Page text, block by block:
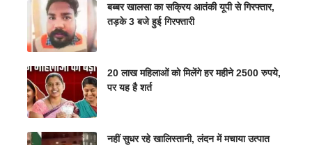
बब्बर खालसा का सक्रिय आतंकी यूपी से गिरफ्तार,
तड़के 3 बजे हुई गिरफ्तारी
20 लाख महिलाओं को मिलेंगे हर महीने 2500 रुपये,
पर यह है शर्त
नहीं सुधर रहे खालिस्तानी, लंदन में मचाया उत्पात